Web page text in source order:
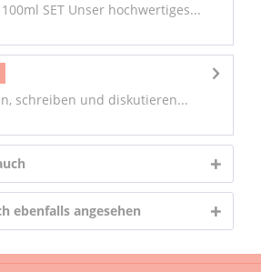
SET Unser hochwertiges...
schreiben und diskutieren...
ebenfalls angesehen